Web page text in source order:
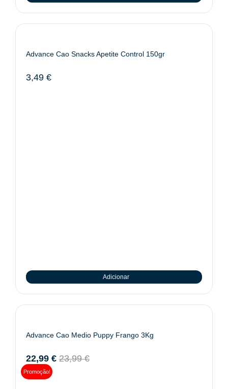
Advance Cao Snacks Apetite Control 150gr
3,49 €
Adicionar
Promoção!
Advance Cao Medio Puppy Frango 3Kg
23,99€
22,99 €